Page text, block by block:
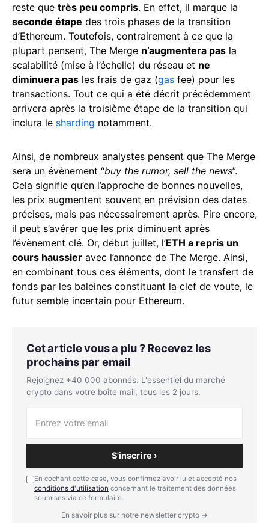
reste que très peu compris. En effet, il marque la
seconde étape des trois phases de la transition
d’Ethereum. Toutefois, contrairement à ce que la
plupart pensent, The Merge n’augmentera pas la
scalabilité (mise à l’échelle) du réseau et ne
diminuera pas les frais de gaz (gas fee) pour les
transactions. Tout ce qui a été décrit précédemment
arrivera après la troisième étape de la transition qui
inclura le sharding notamment.
Ainsi, de nombreux analystes pensent que The Merge
sera un évènement “buy the rumor, sell the news”.
Cela signifie qu’en l’approche de bonnes nouvelles,
les prix augmentent souvent en prévision des dates
précises, mais pas nécessairement après. Pire encore,
il peut s’avérer que les prix diminuent après
l’évènement clé. Or, début juillet, l’ETH a repris un
cours haussier avec l’annonce de The Merge. Ainsi,
en combinant tous ces éléments, dont le transfert de
fonds par les baleines constituant la clef de voute, le
futur semble incertain pour Ethereum.
Cet article vous a plu ? Recevez les
prochains par email
Rejoignez +40 000 abonnés. L'essentiel du marché
crypto dans votre boîte mail, tous les 2 jours.
S'inscrire ›
En cochant cette case, vous confirmez avoir lu et accepté nos
conditions d'utilisation concernant le traitement des données
soumises via ce formulaire.
En savoir plus sur notre newsletter crypto →